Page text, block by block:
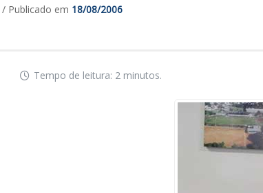
/ Publicado em 18/08/2006
Tempo de leitura: 2 minutos.